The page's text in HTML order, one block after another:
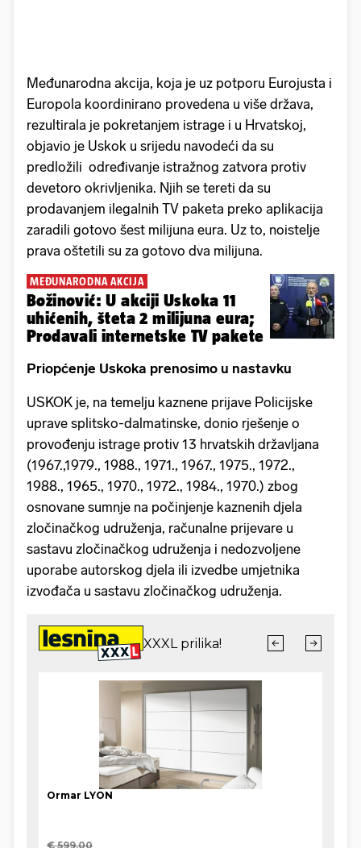
Međunarodna akcija, koja je uz potporu Eurojusta i
Europola koordinirano provedena u više država,
rezultirala je pokretanjem istrage i u Hrvatskoj,
objavio je Uskok u srijedu navodeći da su
predložili određivanje istražnog zatvora protiv
devetoro okrivljenika. Njih se tereti da su
prodavanjem ilegalnih TV paketa preko aplikacija
zaradili gotovo šest milijuna eura. Uz to, noistelje
prava oštetili su za gotovo dva milijuna.
MEĐUNARODNA AKCIJA
Božinović: U akciji Uskoka 11
uhićenih, šteta 2 milijuna eura;
Prodavali internetske TV pakete
Priopćenje Uskoka prenosimo u nastavku
USKOK je, na temelju kaznene prijave Policijske
uprave splitsko-dalmatinske, donio rješenje o
provođenju istrage protiv 13 hrvatskih državljana
(1967.,1979., 1988., 1971., 1967., 1975., 1972.,
1988., 1965., 1970., 1972., 1984., 1970.) zbog
osnovane sumnje na počinjenje kaznenih djela
zločinačkog udruženja, računalne prijevare u
sastavu zločinačkog udruženja i nedozvoljene
uporabe autorskog djela ili izvedbe umjetnika
izvođača u sastavu zločinačkog udruženja.